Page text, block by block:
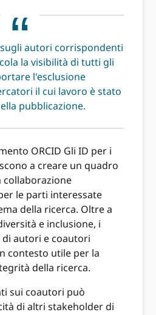
autori corrispondenti
la visibilità di tutti gli
l'esclusione
il cui lavoro è stato
pubblicazione.
ORCID Gli ID per i
a creare un quadro
collaborazione
le parti interessate
della ricerca. Oltre a
e inclusione, i
autori e coautori
contesto utile per la
della ricerca.
sui coautori può
di altri stakeholder di